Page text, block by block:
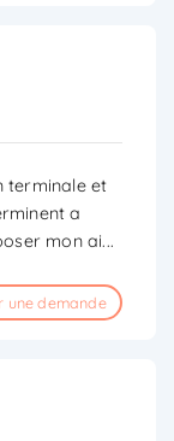
terminale et
a
mon ai...
une demande